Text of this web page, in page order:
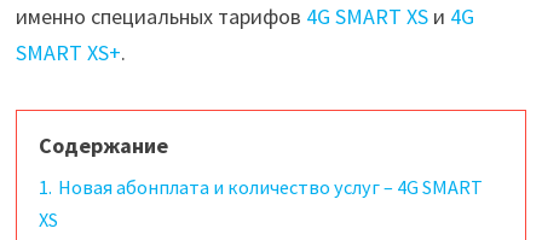
именно специальных тарифов 4G SMART XSи 4G
SMART XS+.
Содержание
1. Новая абонплата и количество услуг – 4G SMART
XS